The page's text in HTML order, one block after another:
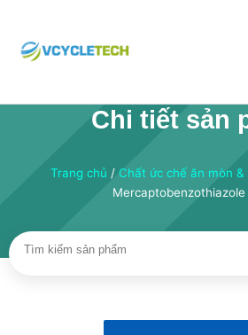
Chi tiết sản
Trang chủ / Chất ức chế ăn mòn
Mercaptobenzothiazole